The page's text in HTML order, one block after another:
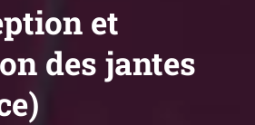
et
des jantes